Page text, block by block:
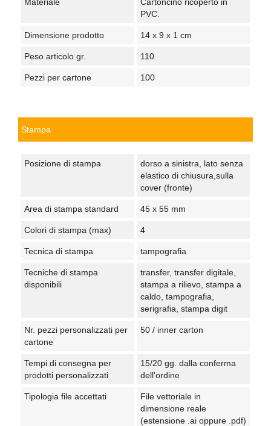
PVC.
Dimensione prodotto 14 x 9 x 1 cm
Peso articolo gr. 110
Pezzi per cartone 100
Stampa
Posizione di stampa
dorso a sinistra, lato senza
elastico di chiusura,sulla
cover (fronte)
Area di stampa standard 45 x 55 mm
Colori di stampa (max) 4
Tecnica di stampa tampografia
Tecniche di stampa
disponibili
transfer, transfer digitale,
stampa a rilievo, stampa a
caldo, tampografia,
serigrafia, stampa digit
Nr. pezzi personalizzati per
cartone
50 / inner carton
Tempi di consegna per
prodotti personalizzati
15/20 gg. dalla conferma
dell'ordine
Tipologia file accettati
File vettoriale in
dimensione reale
(estensione .ai oppure .pdf)